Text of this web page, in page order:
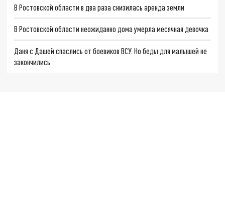
В Ростовской области в два раза снизилась аренда земли
В Ростовской области неожиданно дома умерла месячная девочка
Даня с Дашей спаслись от боевиков ВСУ. Но беды для малышей не
закончились